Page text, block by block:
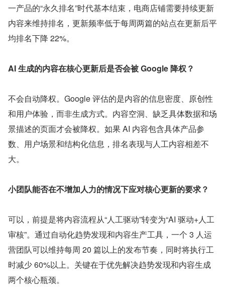
一产品的“永久排名”时代基本结束，电商店铺需要持续更新
内容来维持排名，更新频率低于每周两篇的站点在更新后平
均排名下降 22%。
AI 生成的内容在核心更新后是否会被 Google 降权？
不会自动降权。Google 评估的是内容的信息密度、原创性
和用户体验，而非生成方式。内容空洞、缺乏具体数据和场
景描述的页面才会被降权。如果 AI 内容包含具体产品参
数、用户场景和结构化信息，排名表现与人工内容相差不
大。
小团队能否在不增加人力的情况下应对核心更新的要求？
可以，前提是将内容流程从“人工驱动”转变为“AI 驱动+人工
审核”。通过自动化趋势发现和内容生产工具，一个 3 人运
营团队可以维持每周 20 篇以上的发布节奏，同时将执行工
时减少 60%以上。关键在于优先解决趋势发现和内容生成
两个核心瓶颈。